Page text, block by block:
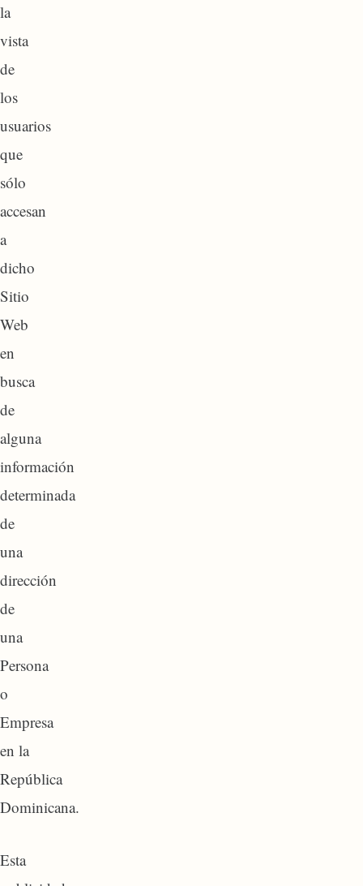
la
vista
de
los
usuarios
que
sólo
accesan
a
dicho
Sitio
Web
en
busca
de
alguna
información
determinada
de
una
dirección
de
una
Persona
o
Empresa
en la
República
Dominicana.
Esta